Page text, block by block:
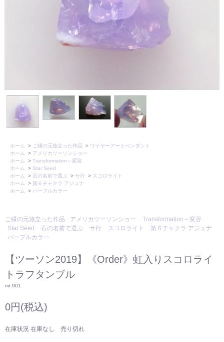
ホーム > ご縁の元旅立った作品 > ワイヤーアートペンダント
ホーム
> アメリカツーソンショー
ホーム
> Transformation～変容
ホーム
> Star Seed
ホーム
> 石の名前で選ぶ > サ行 > スコロライト
ホーム
> 第６チャクラ アジュナ
ホーム
> パープルカラー
ご縁の元旅立った作品 アメリカツーソンショー
Transformation～変容
Star Seed
石の名前で選ぶ サ行 スコロライト
第６チャクラ アジュナ
パープルカラー
【ツーソン2019】《Order》虹入りスコロライ
トラフタンブル
mt-901
0円(税込)
在庫状況 在庫なし 売り切れ